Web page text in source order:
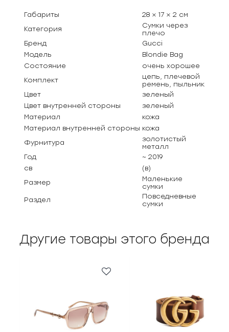
Габариты
28 × 17 × 2 см
Категория
Сумки через
плечо
Бренд
Gucci
Модель
Blondie Bag
Состояние
очень хорошее
Комплект
цепь, плечевой
ремень, пыльник
Цвет
зеленый
Цвет внутренней стороны
зеленый
Материал
кожа
Материал внутренней стороны кожа
Фурнитура
золотистый
металл
Год
~ 2019
св
(в)
Размер
Маленькие
сумки
Раздел
Повседневные
сумки
Другие товары этого бренда